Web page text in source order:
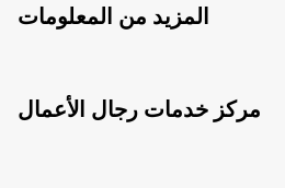
المزيد من المعلومات
مركز خدمات رجال الأعمال